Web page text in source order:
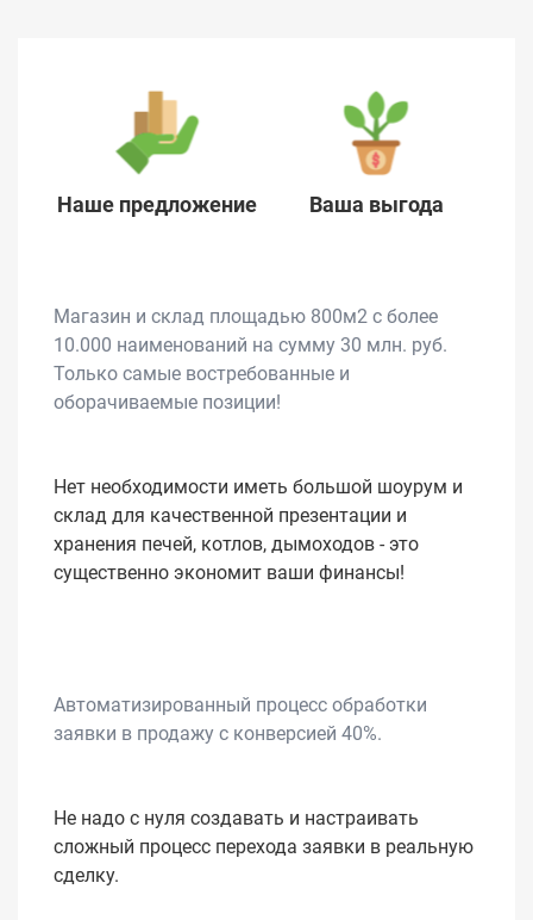
Наше предложение Ваша выгода
Магазин и склад площадью 800м2 с более
10.000 наименований на сумму 30 млн. руб.
Только самые востребованные и
оборачиваемые позиции!
Нет необходимости иметь большой шоурум и
склад для качественной презентации и
хранения печей, котлов, дымоходов - это
существенно экономит ваши финансы!
Автоматизированный процесс обработки
заявки в продажу с конверсией 40%.
Не надо с нуля создавать и настраивать
сложный процесс перехода заявки в реальную
сделку.